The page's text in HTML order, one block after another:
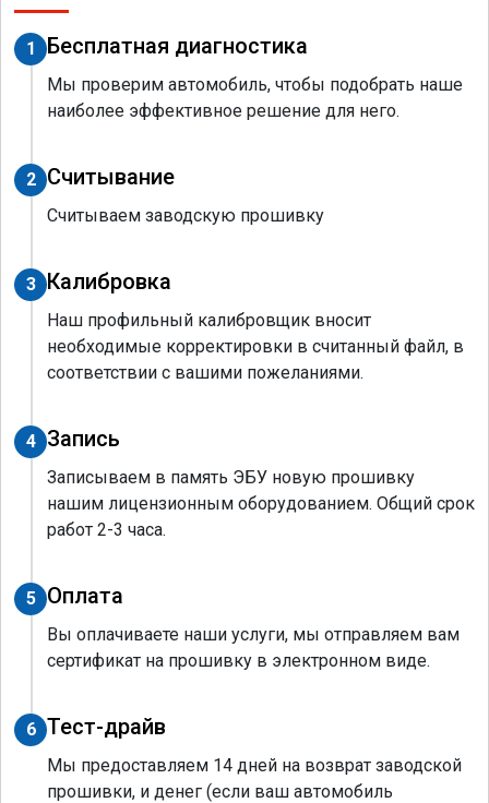
1 Бесплатная диагностика
Мы проверим автомобиль, чтобы подобрать наше
наиболее эффективное решение для него.
2 Считывание
Считываем заводскую прошивку
3 Калибровка
Наш профильный калибровщик вносит
необходимые корректировки в считанный файл, в
соответствии с вашими пожеланиями.
4 Запись
Записываем в память ЭБУ новую прошивку
нашим лицензионным оборудованием. Общий срок
работ 2-3 часа.
5 Оплата
Вы оплачиваете наши услуги, мы отправляем вам
сертификат на прошивку в электронном виде.
6 Тест-драйв
Мы предоставляем 14 дней на возврат заводской
прошивки, и денег (если ваш автомобиль